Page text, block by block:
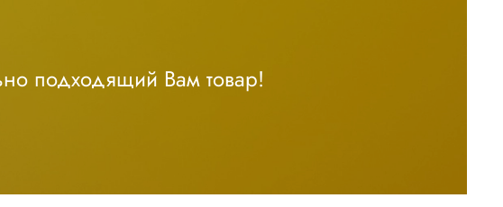
подходящий Вам товар!